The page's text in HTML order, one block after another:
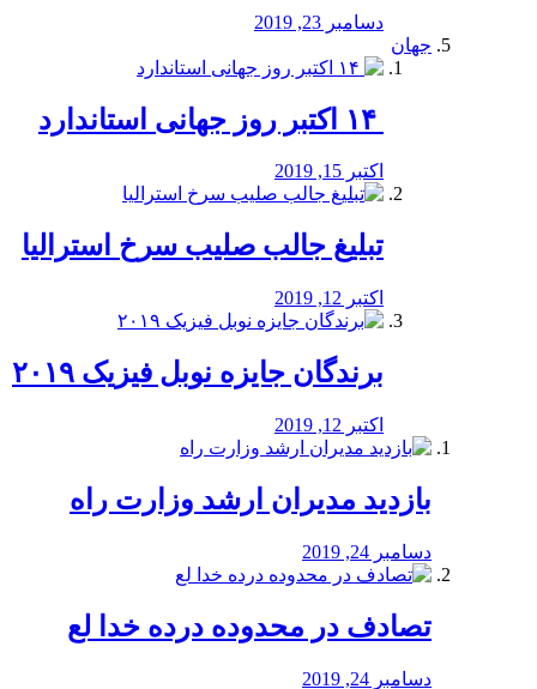
دسامبر 23, 2019
جهان
اکتبر 15, 2019
تبلیغ جالب صلیب سرخ استرالیا
اکتبر 12, 2019
برندگان جایزه نوبل فیزیک ۲۰۱۹
اکتبر 12, 2019
بازدید مدیران ارشد وزارت راه
دسامبر 24, 2019
تصادف در محدوده درده خدا لع
دسامبر 24, 2019